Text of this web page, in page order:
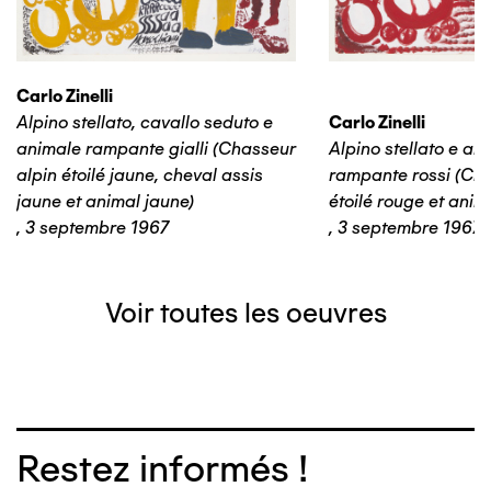
Carlo Zinelli
Alpino stellato, cavallo seduto e
animale rampante gialli (Chasseur
alpin étoilé jaune, cheval assis
jaune et animal jaune)
, 3 septembre 1967
Carlo Zinelli
Alpino stellato e
rampante rossi
étoilé rouge et
, 3 septembre 1967
Voir toutes les oeuvres
Restez informés !